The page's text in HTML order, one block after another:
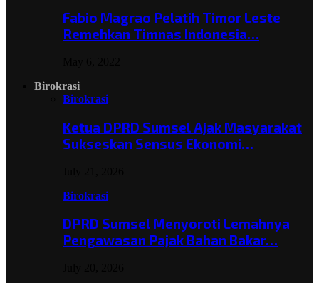
Fabio Magrao Pelatih Timor Leste
Remehkan Timnas Indonesia…
Birokrasi
Birokrasi
Ketua DPRD Sumsel Ajak Masyarakat
Sukseskan Sensus Ekonomi…
Birokrasi
DPRD Sumsel Menyoroti Lemahnya
Pengawasan Pajak Bahan Bakar…